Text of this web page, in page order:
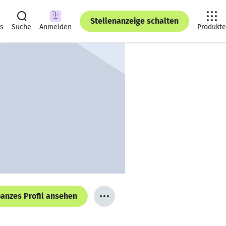
Suche Anmelden
Stellenanzeige schalten
Produkte
Profil ansehen